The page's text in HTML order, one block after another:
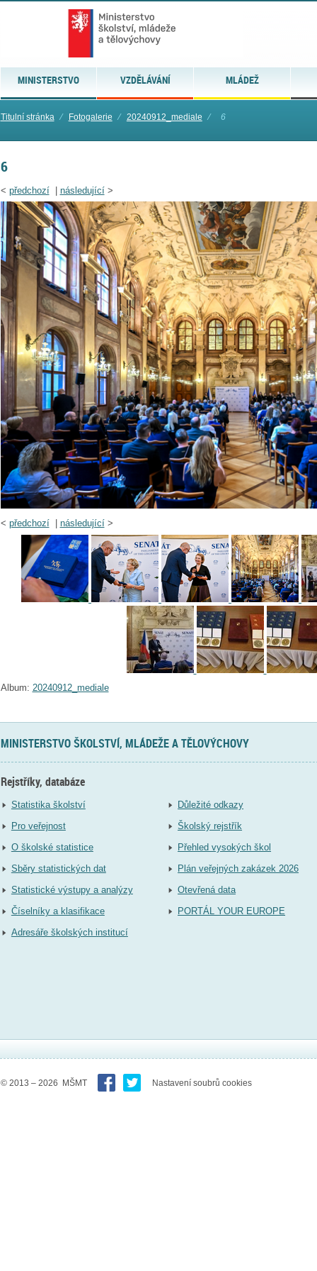
MINISTERSTVO VZDĚLÁVÁNÍ MLÁDEŽ
Titulní stránka ⁄ Fotogalerie ⁄ 20240912_mediale ⁄ 6
6
< předchozí| následující>
< předchozí| následující>
Album: 20240912_mediale
MINISTERSTVO ŠKOLSTVÍ, MLÁDEŽE A TĚLOVÝCHOVY
Rejstříky, databáze
Statistika školství
Pro veřejnost
O školské statistice
Sběry statistických dat
Statistické výstupy a analýzy
Číselníky a klasifikace
Adresáře školských institucí
Důležité odkazy
Školský rejstřík
Přehled vysokých škol
Plán veřejných zakázek 2026
Otevřená data
PORTÁL YOUR EUROPE
© 2013 – 2026 MŠMT Nastavení soubrů cookies